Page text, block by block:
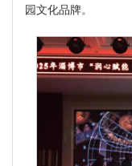
园文化品牌。